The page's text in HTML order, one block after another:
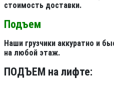
стоимость доставки.
Подъем
Наши грузчики аккуратно и
на любой этаж.
ПОДЪЕМ на лифте: